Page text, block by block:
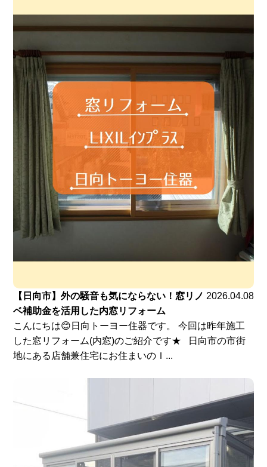
【日向市】外の騒音も気にならない！窓リノ
ベ補助金を活用した内窓リフォーム
2026.04.08
こんにちは😊日向トーヨー住器です。 今回は昨年施工
した窓リフォーム(内窓)のご紹介です★ 日向市の市街
地にある店舗兼住宅にお住まいのＩ...